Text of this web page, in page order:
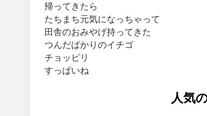
帰ってきたら
たちまち元気になっちゃって
田舎のおみやげ持ってきた
つんだばかりのイチゴ
チョッピリ
すっぱいね
人気